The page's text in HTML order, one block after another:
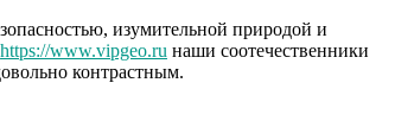
изумительной природой и
https://www.vipgeo.ru наши соотечественники
контрастным.